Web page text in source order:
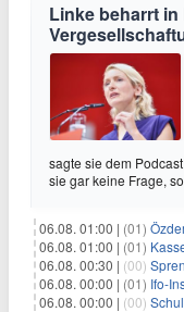
Linke beharrt
sagte sie dem
sie gar keine Frage,
06.08. 01:00 | (01)
06.08. 01:00 | (01)
06.08. 00:30 | (00)
06.08. 00:00 | (01) Ifo-
06.08. 00:00 | (00)